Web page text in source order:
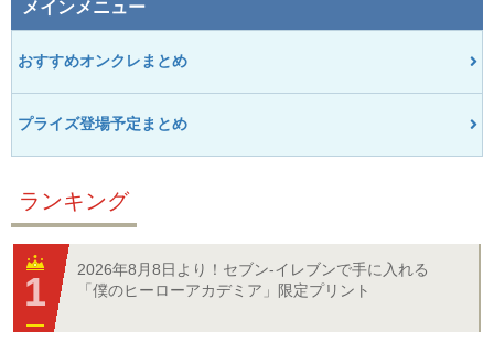
メインメニュー
おすすめオンクレまとめ
プライズ登場予定まとめ
ランキング
2026年8月8日より！セブン‐イレブンで手に入れる
「僕のヒーローアカデミア」限定プリント